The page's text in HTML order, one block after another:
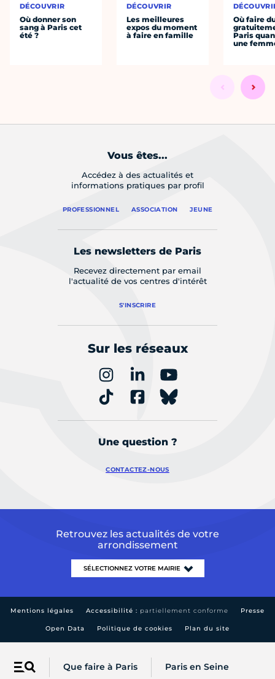
Menu Que faire à Paris Paris en Seine
DÉCOUVRIR
Où donner son
sang à Paris cet
été ?
DÉCOUVRIR
Les meilleures
expos du moment
à faire en famille
Où faire
Paris
une
Vous êtes...
Accédez à des actualités et
informations pratiques par profil
PROFESSIONNEL ASSOCIATION JEUNE
Les newsletters de Paris
Recevez directement par email
l'actualité de vos centres d'intérêt
S'INSCRIRE
Sur les réseaux
Une question ?
CONTACTEZ-NOUS
Retrouvez les actualités de votre
arrondissement
Mentions légales Accessibilité : partiellement conforme Presse
Open Data Politique de cookies Plan du site